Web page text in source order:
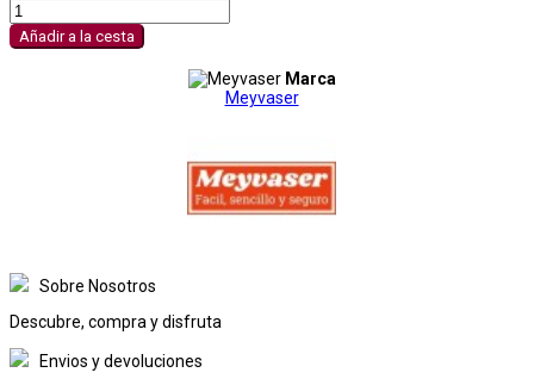
Añadir a la cesta
Marca
Meyvaser
Sobre Nosotros
Descubre, compra y disfruta
Envios y devoluciones